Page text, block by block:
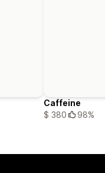
Caffeine
$ 380
98%